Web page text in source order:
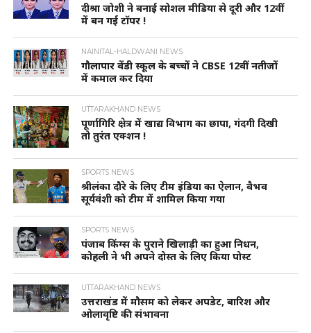
दीश्रा जोशी ने बनाई सोशल मीडिया से दूरी और 12वीं
में बन गई टॉपर !
NAINITAL-HALDWANI NEWS
गौलापार वेंडी स्कूल के बच्चों ने CBSE 12वीं नतीजों
में कमाल कर दिया
UTTARAKHAND NEWS
पूर्णागिरि क्षेत्र में खाद्य विभाग का छापा, गंदगी दिखी
तो तुरंत एक्शन !
SPORTS NEWS
श्रीलंका दौरे के लिए टीम इंडिया का ऐलान, वैभव
सूर्यवंशी को टीम में शामिल किया गया
SPORTS NEWS
पंजाब किंग्स के पुराने खिलाड़ी का हुआ निधन,
कोहली ने भी अपने दोस्त के लिए किया पोस्ट
UTTARAKHAND NEWS
उत्तराखंड में मौसम को लेकर अपडेट, बारिश और
ओलावृष्टि की संभावना